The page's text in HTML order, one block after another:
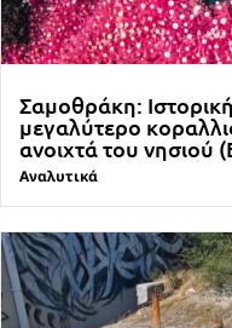
Σαμοθράκη:
μεγαλύτερο
ανοιχτά του νησιού
Αναλυτικά